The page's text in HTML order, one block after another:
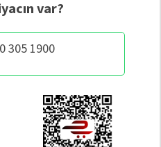
var?
305 1900